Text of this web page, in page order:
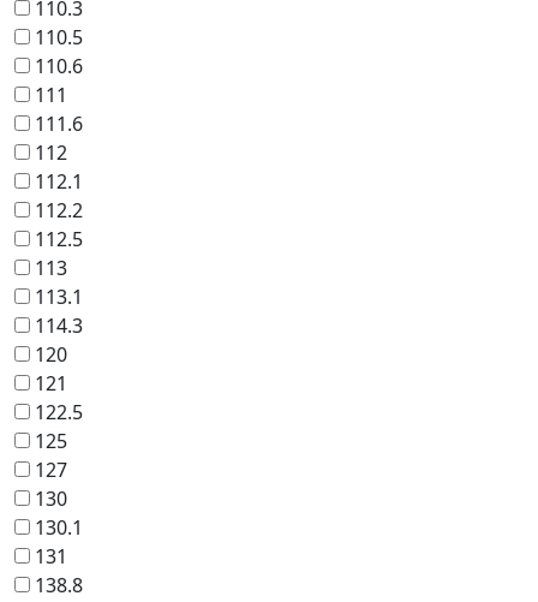
110.3
110.5
110.6
111
111.6
112
112.1
112.2
112.5
113
113.1
114.3
120
121
122.5
125
127
130
130.1
131
138.8